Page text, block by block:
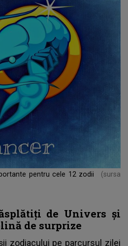
pentru cele 12 zodii
(sursa
de Univers și
de surprize
zodiacului pe parcursul zilei